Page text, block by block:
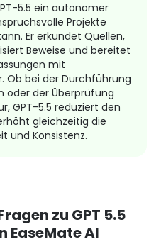
5.5 ein autonomer
Projekte
Er erkundet Quellen,
Beweise und bereitet
mit
Ob bei der Durchführung
oder der Überprüfung
GPT-5.5 reduziert den
gleichzeitig die
und Konsistenz.
zu GPT 5.5
EaseMate AI